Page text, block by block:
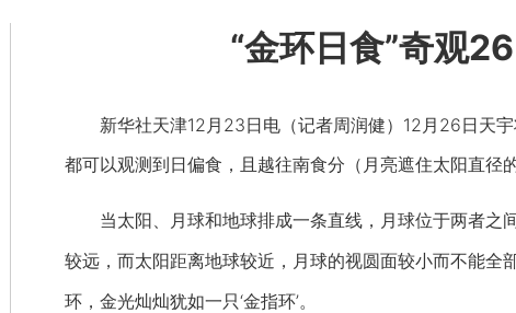
“金环日食”奇观
新华社天津12月23日电（记者周润健）12月26日天宇
都可以观测到日偏食，且越往南食分（月亮遮住太阳直径
当太阳、月球和地球排成一条直线，月球位于两者之
较远，而太阳距离地球较近，月球的视圆面较小而不能
环，金光灿灿犹如一只‘金指环’。